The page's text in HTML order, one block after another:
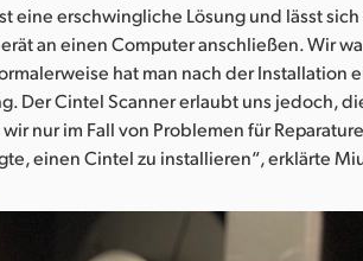
eine erschwingliche Lösung und lässt
an einen Computer anschließen. Wir
hat man nach der Installation
Der Cintel Scanner erlaubt uns jedoch,
wir nur im Fall von Problemen für
einen Cintel zu installieren“, erklärte